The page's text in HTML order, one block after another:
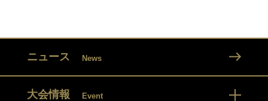
ニュース News
大会情報 Event